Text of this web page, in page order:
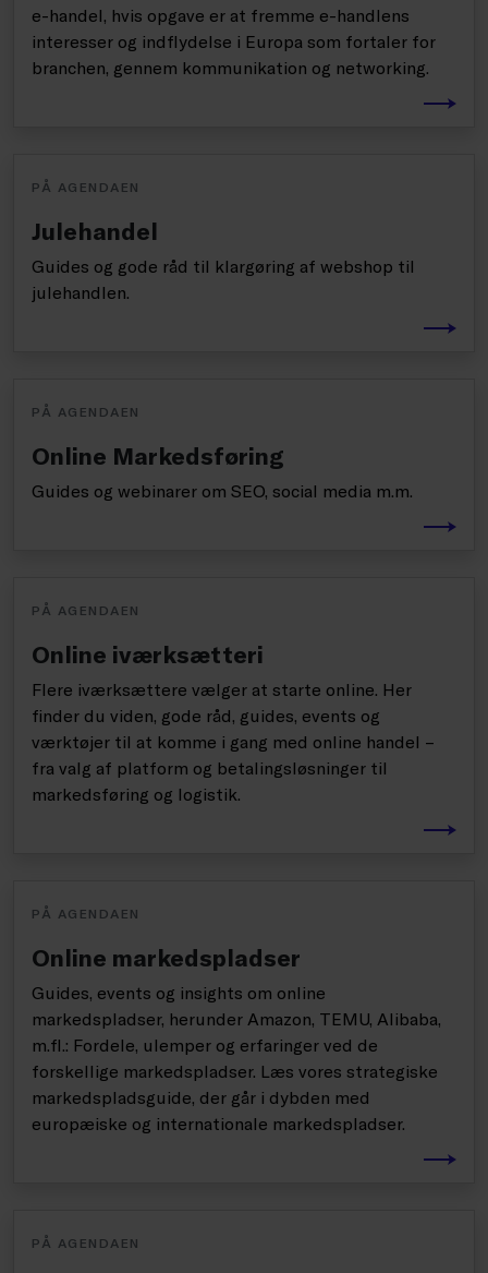
e-handel, hvis opgave er at fremme e-handlens
interesser og indflydelse i Europa som fortaler for
branchen, gennem kommunikation og networking.
PÅ AGENDAEN
Julehandel
Guides og gode råd til klargøring af webshop til
julehandlen.
PÅ AGENDAEN
Online Markedsføring
Guides og webinarer om SEO, social media m.m.
PÅ AGENDAEN
Online iværksætteri
Flere iværksættere vælger at starte online. Her
finder du viden, gode råd, guides, events og
værktøjer til at komme i gang med online handel –
fra valg af platform og betalingsløsninger til
markedsføring og logistik.
PÅ AGENDAEN
Online markedspladser
Guides, events og insights om online
markedspladser, herunder Amazon, TEMU, Alibaba,
m.fl.: Fordele, ulemper og erfaringer ved de
forskellige markedspladser. Læs vores strategiske
markedspladsguide, der går i dybden med
europæiske og internationale markedspladser.
PÅ AGENDAEN